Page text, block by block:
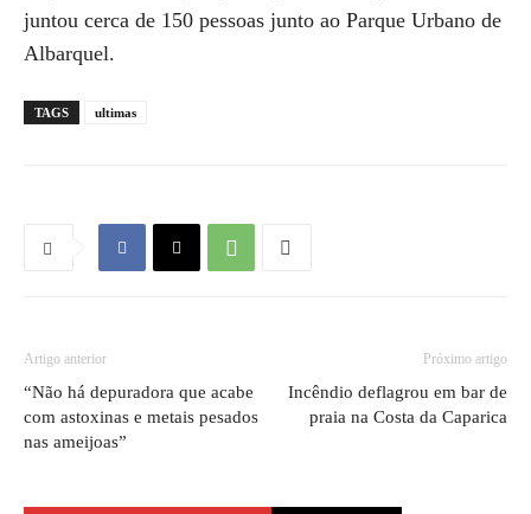
juntou cerca de 150 pessoas junto ao Parque Urbano de
Albarquel.
TAGS ultimas
Artigo anterior
“Não há depuradora que acabe
com astoxinas e metais pesados
nas ameijoas”
Próximo artigo
Incêndio deflagrou em bar de
praia na Costa da Caparica